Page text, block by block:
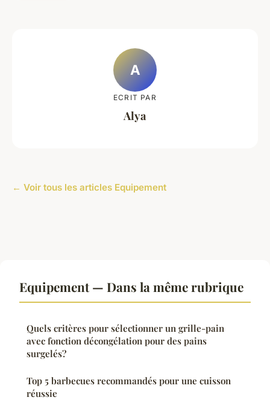
A
ECRIT PAR
Alya
← Voir tous les articles Equipement
Equipement — Dans la même rubrique
Quels critères pour sélectionner un grille-pain
avec fonction décongélation pour des pains
surgelés?
Top 5 barbecues recommandés pour une cuisson
réussie